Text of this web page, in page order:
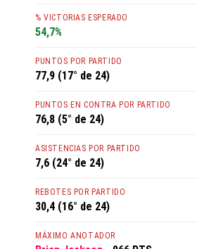
% VICTORIAS ESPERADO
54,7%
PUNTOS POR PARTIDO
77,9 (17° de 24)
PUNTOS EN CONTRA POR PARTIDO
76,8 (5° de 24)
ASISTENCIAS POR PARTIDO
7,6 (24° de 24)
REBOTES POR PARTIDO
30,4 (16° de 24)
MÁXIMO ANOTADOR